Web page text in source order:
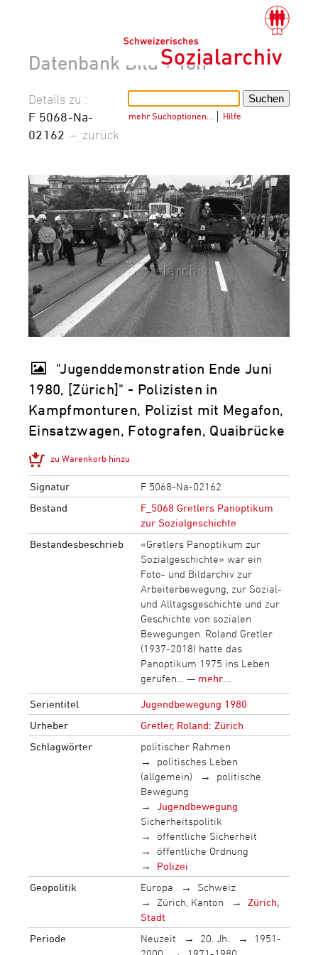
Datenbank Bild + Ton
mehr Suchoptionen… Hilfe
Details zu :
F 5068-Na-
02162 – zurück
"Jugenddemonstration Ende Juni
1980, [Zürich]" - Polizisten in
Kampfmonturen, Polizist mit Megafon,
Einsatzwagen, Fotografen, Quaibrücke
zu Warenkorb hinzu
Signatur
F 5068-Na-02162
Bestand
F_5068 Gretlers Panoptikum
zur Sozialgeschichte
Bestandesbeschrieb
«Gretlers Panoptikum zur
Sozialgeschichte» war ein
Foto- und Bildarchiv zur
Arbeiterbewegung, zur Sozial-
und Alltagsgeschichte und zur
Geschichte von sozialen
Bewegungen. Roland Gretler
(1937-2018) hatte das
Panoptikum 1975 ins Leben
gerufen… — mehr...
Serientitel
Jugendbewegung 1980
Urheber
Gretler, Roland: Zürich
Schlagwörter
politischer Rahmen
politisches Leben
(allgemein)
politische
Bewegung
Jugendbewegung
Sicherheitspolitik
öffentliche Sicherheit
öffentliche Ordnung
Polizei
Geopolitik
Europa
Schweiz
Zürich, Kanton
Zürich,
Stadt
Periode
Neuzeit 20. Jh.
1951-